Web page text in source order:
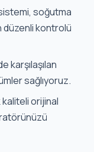
soğutma
kontrolü
karşılaşılan
sağlıyoruz.
orijinal